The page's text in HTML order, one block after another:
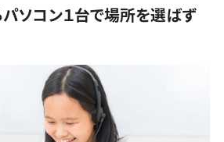
ソコン１台で場所を選ばず